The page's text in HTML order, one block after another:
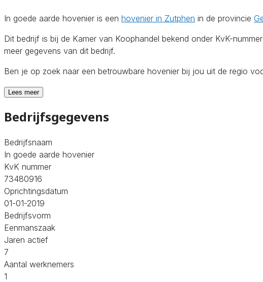
In goede aarde hovenier is een hovenier in Zutphen in de provincie
Dit bedrijf is bij de Kamer van Koophandel bekend onder KvK-
meer gegevens van dit bedrijf.
Ben je op zoek naar een betrouwbare hovenier bij jou uit de regio
Lees meer
Bedrijfsgegevens
Bedrijfsnaam
In goede aarde hovenier
KvK nummer
73480916
Oprichtingsdatum
01-01-2019
Bedrijfsvorm
Eenmanszaak
Jaren actief
7
Aantal werknemers
1